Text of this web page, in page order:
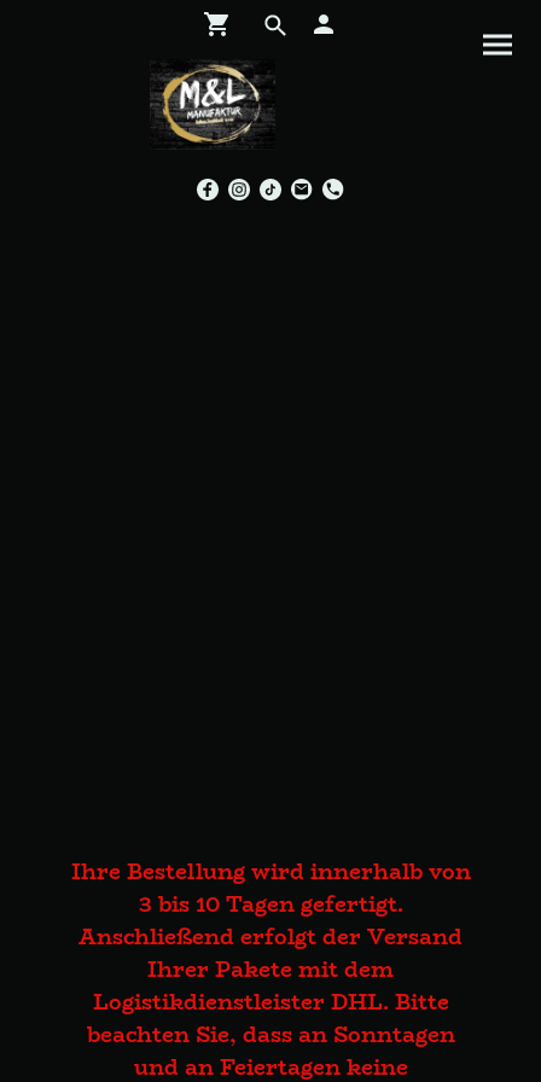
Ihre Bestellung wird innerhalb von
3 bis 10 Tagen gefertigt.
Anschließend erfolgt der Versand
Ihrer Pakete mit dem
Logistikdienstleister DHL. Bitte
beachten Sie, dass an Sonntagen
und an Feiertagen keine